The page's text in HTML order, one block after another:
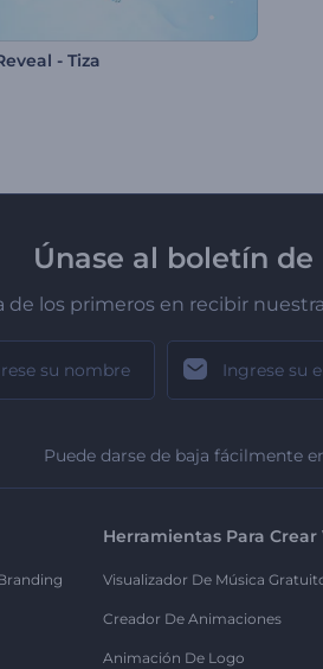
- Tiza
Únase al boletín
de los primeros en recibir
Puede darse de baja fácilmente
Herramientas Para Crear
Visualizador De Música
Creador De Animaciones
Animación De Logo